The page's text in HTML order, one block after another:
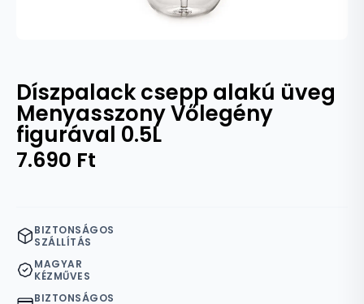
Díszpalack csepp alakú üveg
Menyasszony Vőlegény
figurával 0.5L
7.690 Ft
BIZTONSÁGOS
SZÁLLÍTÁS
MAGYAR
KÉZMŰVES
BIZTONSÁGOS